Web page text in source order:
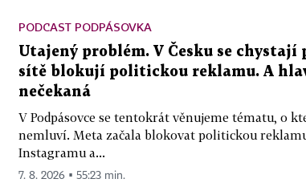
PODCAST PODPÁSOVKA
Utajený problém. V Česku se chystají
sítě blokují politickou reklamu. A
nečekaná
V Podpásovce se tentokrát věnujeme tématu, o
nemluví. Meta začala blokovat politickou
Instagramu a...
7. 8. 2026 ▪ 55:23 min.